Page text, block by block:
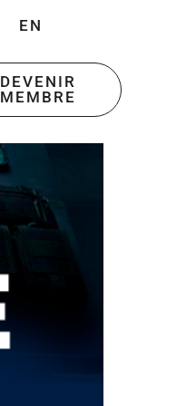
EN
DEVENIR
MEMBRE